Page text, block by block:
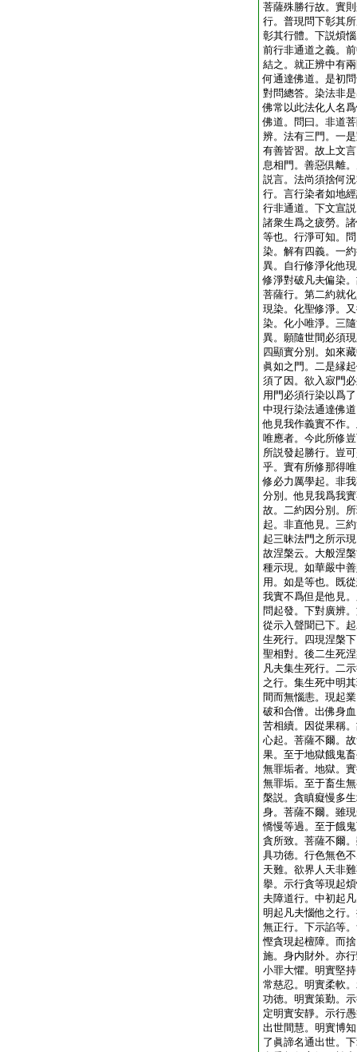
菩薩殊勝行故。實
行。普現問下彰其
彰其行體。下説煩
前行非通道之義。
結之。就正辨中有
何通達佛道。是初
對問總答。染法非
佛常以此法化人名
佛道。問曰。非道
辨。法有三門。一
有善皆習。故上文
息相門。善惡倶離
説言。法尚須捨何
行。言行染者如地
行非通道。下文宣
諸衆生爲之疲勞。
等也。行淨可知。
染。解有四義。一
異。自行修淨化他
修淨對破凡夫偏染
菩薩行。第二約就
現染。化聖修淨。
染。化小唯淨。三
異。願隨世間必須
四顯實分別。如來
眞如之門。二是縁
須了因。欲入寂門
用門必須行染以爲
中現行染法通達佛
他見我作義實不作
唯應者。今此所修
所説發起勝行。豈
乎。實有所修那得
修必力厲學起。非
分別。他見我爲我
故。二約因分別。
起。非直他見。三
起三昧法門之所示
故涅槃云。大般涅
種示現。如華嚴中
用。如是等也。既
我實不爲但是他見
問起發。下對廣辨
從示入聲聞已下。
生死行。四現涅槃
聖相對。後二生死
凡夫集生死行。二
之行。集生死中明
間而無惱恚。現起
破和合僧。出佛身
苦相續。因從果稱
心起。菩薩不爾。
果。至于地獄餓鬼
無罪垢者。地獄。
無罪垢。至于畜生
槃説。貪瞋癡慢多
身。菩薩不爾。雖
憍慢等過。至于餓
貪所致。菩薩不爾
具功徳。行色無色
天難。欲界人天非
擧。示行貪等現起
夫障道行。中初起
明起凡夫惱他之行
無正行。下示諂等
慳貪現起檀障。而
施。身内財外。亦
小罪大懼。明實堅
常慈忍。明實柔軟
功徳。明實策勤。
定明實安靜。示行
出世間慧。明實博
了眞諦名通出世。